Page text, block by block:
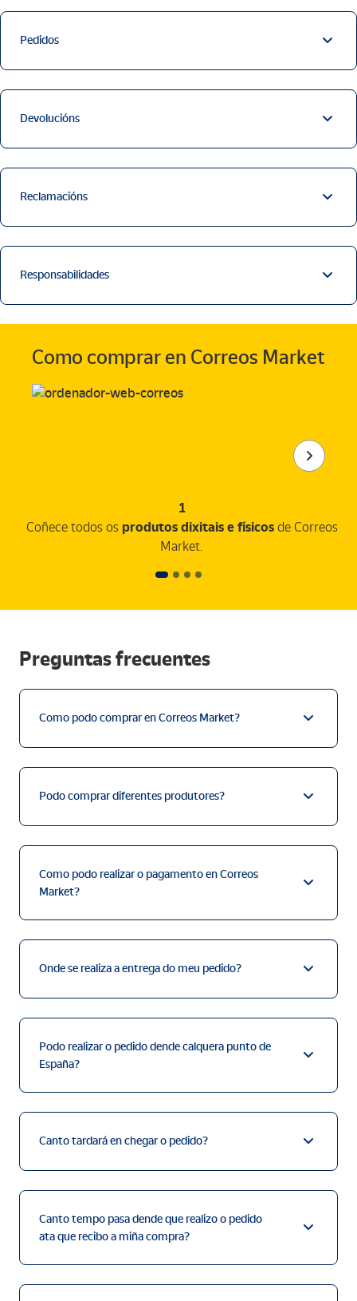
Pedidos
Devolucións
Reclamacións
Responsabilidades
Como comprar en Correos Market
1
Coñece todos os produtos dixitais e físicosde Correos
Market.
Preguntas frecuentes
Como podo comprar en Correos Market?
Podo comprar diferentes produtores?
Como podo realizar o pagamento en Correos
Market?
Onde se realiza a entrega do meu pedido?
Podo realizar o pedido dende calquera punto de
España?
Canto tardará en chegar o pedido?
Canto tempo pasa dende que realizo o pedido
ata que recibo a miña compra?